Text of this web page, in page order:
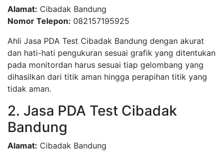
Alamat: Cibadak Bandung
Nomor Telepon: 082157195925
Ahli Jasa PDA Test Cibadak Bandung dengan akurat
dan hati-hati pengukuran sesuai grafik yang ditentukan
pada monitordan harus sesuai tiap gelombang yang
dihasilkan dari titik aman hingga perapihan titik yang
tidak aman.
2. Jasa PDA Test Cibadak
Bandung
Alamat: Cibadak Bandung